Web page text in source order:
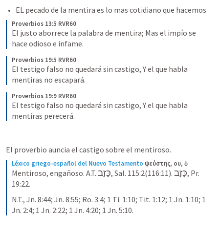
EL pecado de la mentira es lo mas cotidiano que hacemos
Proverbios 13:5 RVR60
El justo aborrece la palabra de mentira; Mas el impío se
hace odioso e infame.
Proverbios 19:5 RVR60
El testigo falso no quedará sin castigo, Y el que habla
mentiras no escapará.
Proverbios 19:9 RVR60
El testigo falso no quedará sin castigo, Y el que habla
mentiras perecerá.
El proverbio auncia el castigo sobre el mentiroso.
Léxico griego-español del Nuevo Testamento ψεύστης, ου, ὁ.
Mentiroso, engañoso. A.T. כָּזַב, Sal. 115:2(116:11). כָּזָב, Pr.
19:22.
N.T., Jn. 8:44; Jn. 8:55; Ro. 3:4; 1 Ti. 1:10; Tit. 1:12; 1 Jn. 1:10; 1
Jn. 2:4; 1 Jn. 2:22; 1 Jn. 4:20; 1 Jn. 5:10.